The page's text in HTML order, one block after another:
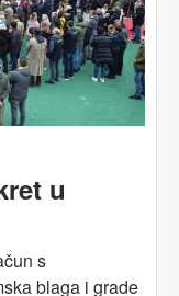
u
s
blaga i grade